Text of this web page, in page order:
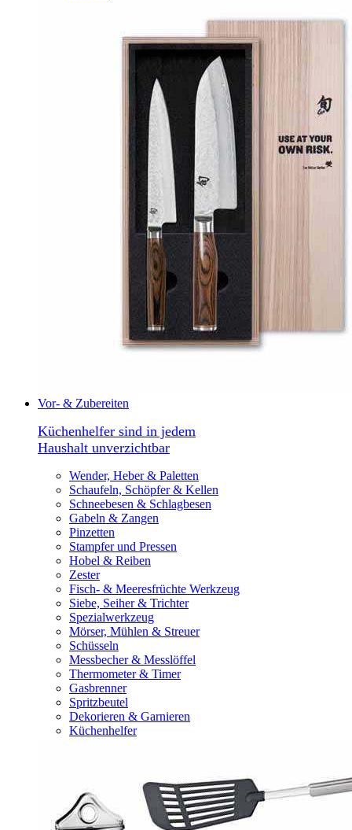
Vor- & Zubereiten
Küchenhelfer sind in jedem
Haushalt unverzichtbar
Wender, Heber & Paletten
Schaufeln, Schöpfer & Kellen
Schneebesen & Schlagbesen
Gabeln & Zangen
Pinzetten
Stampfer und Pressen
Hobel & Reiben
Zester
Fisch- & Meeresfrüchte Werkzeug
Siebe, Seiher & Trichter
Spezialwerkzeug
Mörser, Mühlen & Streuer
Schüsseln
Messbecher & Messlöffel
Thermometer & Timer
Gasbrenner
Spritzbeutel
Dekorieren & Garnieren
Küchenhelfer